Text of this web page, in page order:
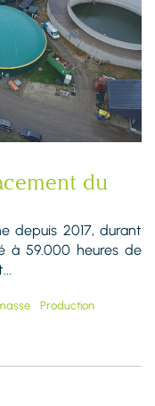
du
depuis 2017, durant
à 59.000 heures de
Production